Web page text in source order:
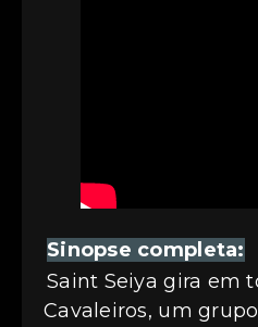
Sinopse completa:
Saint Seiya gira em
Cavaleiros, um